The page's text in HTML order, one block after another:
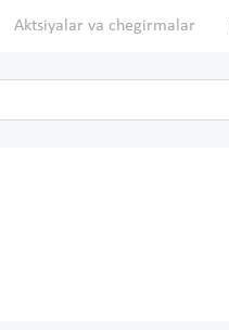
Aktsiyalar va chegirmalar